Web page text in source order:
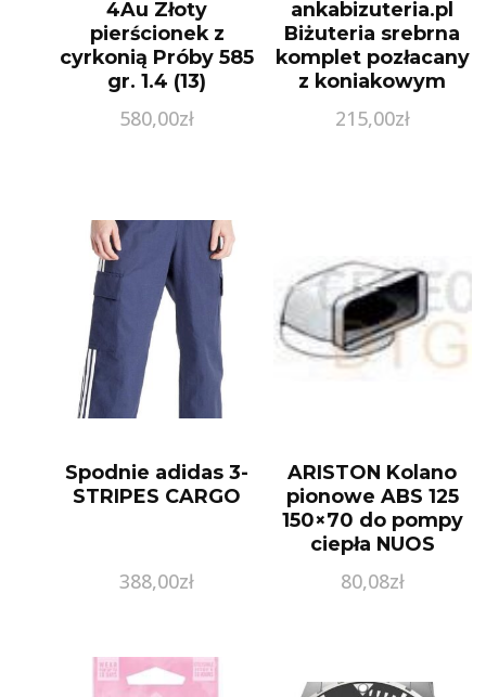
4Au Złoty
pierścionek z
cyrkonią Próby 585
gr. 1.4 (13)
580,00zł
ankabizuteria.pl
Biżuteria srebrna
komplet pozłacany
z koniakowym
bursztynem
215,00zł
Spodnie adidas 3-
STRIPES CARGO
388,00zł
ARISTON Kolano
pionowe ABS 125
150×70 do pompy
ciepła NUOS
80,08zł